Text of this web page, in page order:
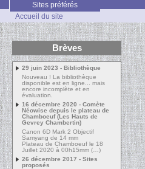
Sites préférés
Accueil du site
Brèves
29 juin 2023 - Bibliothèque
Nouveau ! La bibliothèque
disponible est en ligne... mais
encore incomplète et en
évaluation.
16 décembre 2020 - Comète
Néowise depuis le plateau de
Chamboeuf (Les Hauts de
Gevrey Chambertin)
Canon 6D Mark 2 Objectif
Samyang de 14 mm
Plateau de Chamboeuf le 18
Juillet 2020 à 00h15mm (…)
26 décembre 2017 - Sites
proposés